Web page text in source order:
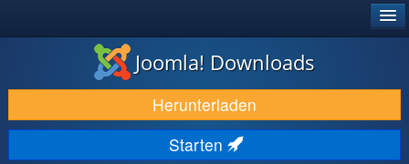
DOWNLOAD & ERWEITERN
ENTDECKEN & LERNEN
COMMUNITY & SUPPORT
Joomla! Downloads
Herunterladen
Starten